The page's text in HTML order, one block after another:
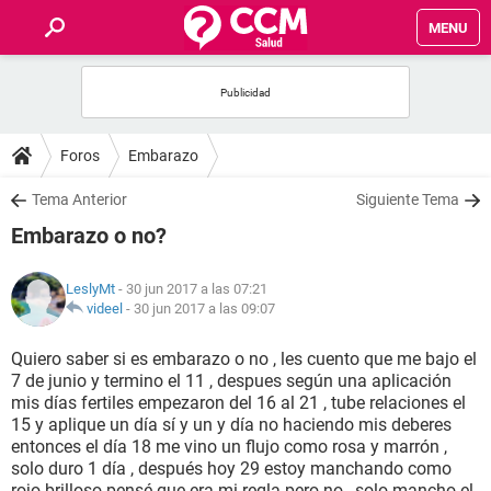
MENU
FOROS
SALUD
NUTRICIÓN
BIENESTAR
SEXUALIDAD
GLOSARIO
Foros Embarazo
Tema Anterior Siguiente Tema
Embarazo o no?
LeslyMt - 30 jun 2017 a las 07:21
videel - 30 jun 2017 a las 09:07
Quiero saber si es embarazo o no , les cuento que me bajo el
7 de junio y termino el 11 , despues según una aplicación
mis días fertiles empezaron del 16 al 21 , tube relaciones el
15 y aplique un día sí y un y día no haciendo mis deberes
entonces el día 18 me vino un flujo como rosa y marrón ,
solo duro 1 día , después hoy 29 estoy manchando como